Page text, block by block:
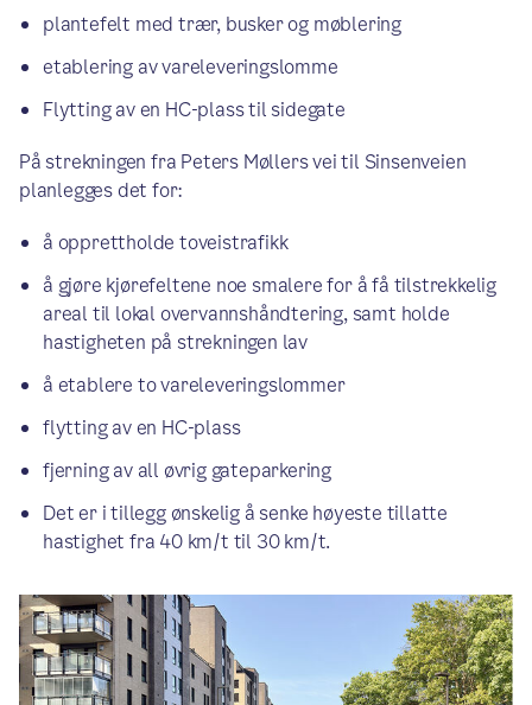
plantefelt med trær, busker og møblering
etablering av vareleveringslomme
Flytting av en HC-plass til sidegate
På strekningen fra Peters Møllers vei til Sinsenveien
planlegges det for:
å opprettholde toveistrafikk
å gjøre kjørefeltene noe smalere for å få tilstrekkelig
areal til lokal overvannshåndtering, samt holde
hastigheten på strekningen lav
å etablere to vareleveringslommer
flytting av en HC-plass
fjerning av all øvrig gateparkering
Det er i tillegg ønskelig å senke høyeste tillatte
hastighet fra 40 km/t til 30 km/t.